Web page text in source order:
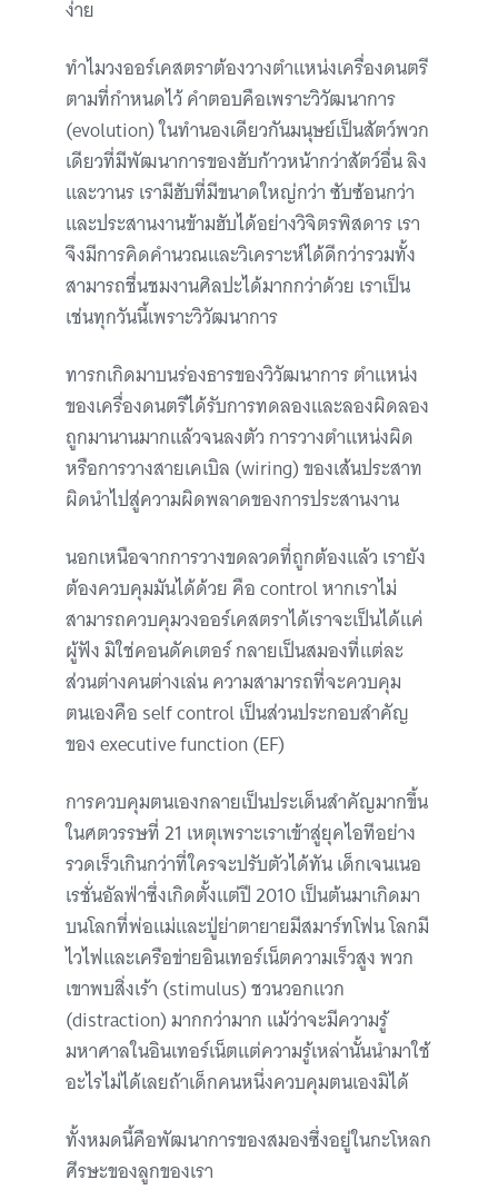
ง่าย
ทำไมวงออร์เคสตราต้องวางตำแหน่งเครื่องดนตรี
ตามที่กำหนดไว้ คำตอบคือเพราะวิวัฒนาการ
(evolution) ในทำนองเดียวกันมนุษย์เป็นสัตว์พวก
เดียวที่มีพัฒนาการของฮับก้าวหน้ากว่าสัตว์อื่น ลิง
และวานร เรามีฮับที่มีขนาดใหญ่กว่า ซับซ้อนกว่า
และประสานงานข้ามฮับได้อย่างวิจิตรพิสดาร เรา
จึงมีการคิดคำนวณและวิเคราะห์ได้ดีกว่ารวมทั้ง
สามารถชื่นชมงานศิลปะได้มากกว่าด้วย เราเป็น
เช่นทุกวันนี้เพราะวิวัฒนาการ
ทารกเกิดมาบนร่องธารของวิวัฒนาการ ตำแหน่ง
ของเครื่องดนตรีได้รับการทดลองและลองผิดลอง
ถูกมานานมากแล้วจนลงตัว การวางตำแหน่งผิด
หรือการวางสายเคเบิล (wiring) ของเส้นประสาท
ผิดนำไปสู่ความผิดพลาดของการประสานงาน
นอกเหนือจากการวางขดลวดที่ถูกต้องแล้ว เรายัง
ต้องควบคุมมันได้ด้วย คือ control หากเราไม่
สามารถควบคุมวงออร์เคสตราได้เราจะเป็นได้แค่
ผู้ฟัง มิใช่คอนดัคเตอร์ กลายเป็นสมองที่แต่ละ
ส่วนต่างคนต่างเล่น ความสามารถที่จะควบคุม
ตนเองคือ self control เป็นส่วนประกอบสำคัญ
ของ executive function (EF)
การควบคุมตนเองกลายเป็นประเด็นสำคัญมากขึ้น
ในศตวรรษที่ 21 เหตุเพราะเราเข้าสู่ยุคไอทีอย่าง
รวดเร็วเกินกว่าที่ใครจะปรับตัวได้ทัน เด็กเจนเนอ
เรชั่นอัลฟ่าซึ่งเกิดตั้งแต่ปี 2010 เป็นต้นมาเกิดมา
บนโลกที่พ่อแม่และปู่ย่าตายายมีสมาร์ทโฟน โลกมี
ไวไฟและเครือข่ายอินเทอร์เน็ตความเร็วสูง พวก
เขาพบสิ่งเร้า (stimulus) ชวนวอกแวก
(distraction) มากกว่ามาก แม้ว่าจะมีความรู้
มหาศาลในอินเทอร์เน็ตแต่ความรู้เหล่านั้นนำมาใช้
อะไรไม่ได้เลยถ้าเด็กคนหนึ่งควบคุมตนเองมิได้
ทั้งหมดนี้คือพัฒนาการของสมองซึ่งอยู่ในกะโหลก
ศีรษะของลูกของเรา